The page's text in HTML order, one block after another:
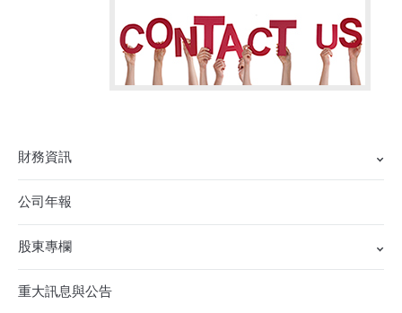
財務資訊
公司年報
股東專欄
重大訊息與公告